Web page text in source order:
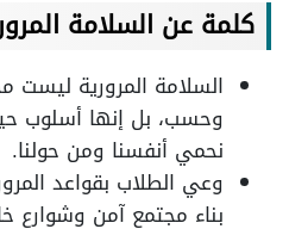
كلمة عن السلامة
السلامة المرورية ليست
وحسب، بل إنها أسلوب
نحمي أنفسنا ومن حولنا.
وعي الطلاب بقواعد
بناء مجتمع آمن وشوارع